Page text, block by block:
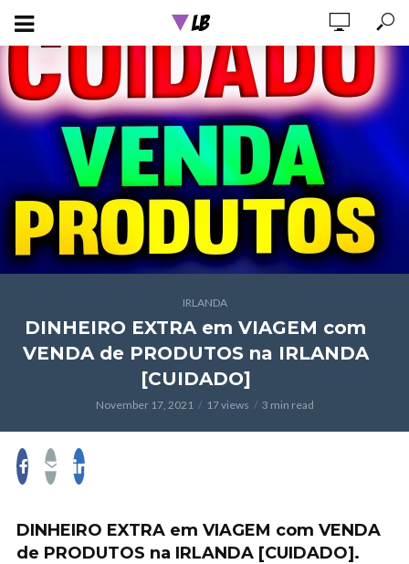
IRLANDA
DINHEIRO EXTRA em VIAGEM com
VENDA de PRODUTOS na IRLANDA
[CUIDADO]
November 17, 2021 17 views 3 min read
DINHEIRO EXTRA em VIAGEM com VENDA
de PRODUTOS na IRLANDA [CUIDADO].